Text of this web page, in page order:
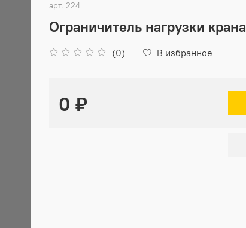
арт. 224
Ограничитель нагрузки крана
(0) В избранное
0 ₽